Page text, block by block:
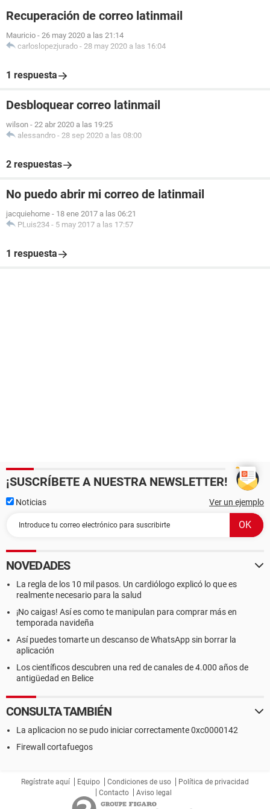
Recuperación de correo latinmail
Mauricio - 26 may 2020 a las 21:14
carloslopezjurado - 28 may 2020 a las 16:04
1 respuesta
Desbloquear correo latinmail
wilson - 22 abr 2020 a las 19:25
alessandro - 28 sep 2020 a las 08:00
2 respuestas
No puedo abrir mi correo de latinmail
jacquiehome - 18 ene 2017 a las 06:21
PLuis234 - 5 may 2017 a las 17:57
1 respuesta
¡SUSCRÍBETE A NUESTRA NEWSLETTER!
Noticias Ver un ejemplo
NOVEDADES
La regla de los 10 mil pasos. Un cardiólogo explicó lo que es
realmente necesario para la salud
¡No caigas! Así es como te manipulan para comprar más en
temporada navideña
Así puedes tomarte un descanso de WhatsApp sin borrar la
aplicación
Los científicos descubren una red de canales de 4.000 años de
antigüedad en Belice
CONSULTA TAMBIÉN
La aplicacion no se pudo iniciar correctamente 0xc0000142
Firewall cortafuegos
Regístrate aquí Equipo Condiciones de uso
Política de privacidad
Contacto
Aviso legal